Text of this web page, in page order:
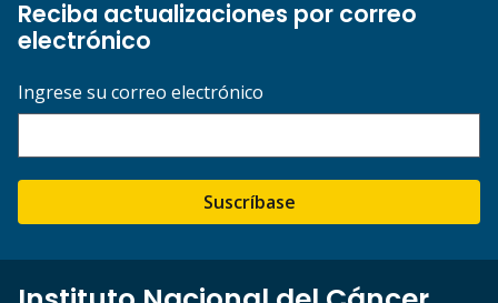
Reciba actualizaciones por correo
electrónico
Ingrese su correo electrónico
Suscríbase